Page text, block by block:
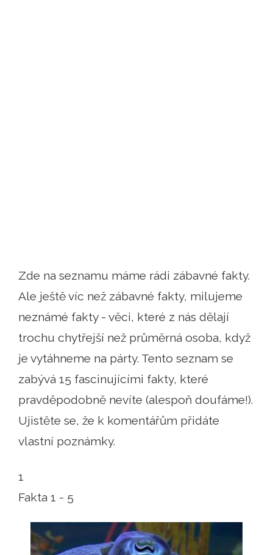
Zde na seznamu máme rádi zábavné fakty.
Ale ještě víc než zábavné fakty, milujeme
neznámé fakty - věci, které z nás dělají
trochu chytřejší než průměrná osoba, když
je vytáhneme na párty. Tento seznam se
zabývá 15 fascinujícími fakty, které
pravděpodobně nevíte (alespoň doufáme!).
Ujistěte se, že k komentářům přidáte
vlastní poznámky.
1
Fakta 1 - 5